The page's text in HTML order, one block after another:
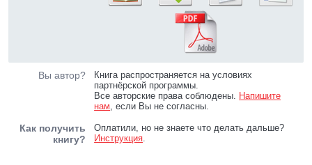
Вы автор?
Книга распространяется на условиях
партнёрской программы.
Все авторские права соблюдены. Напишите
нам, если Вы не согласны.
Как получить
книгу?
Оплатили, но не знаете что делать дальше?
Инструкция.